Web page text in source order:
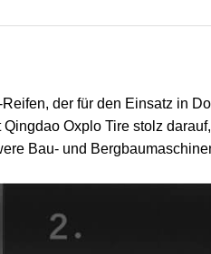
der für den Einsatz in
Oxplo Tire stolz
Bau- und